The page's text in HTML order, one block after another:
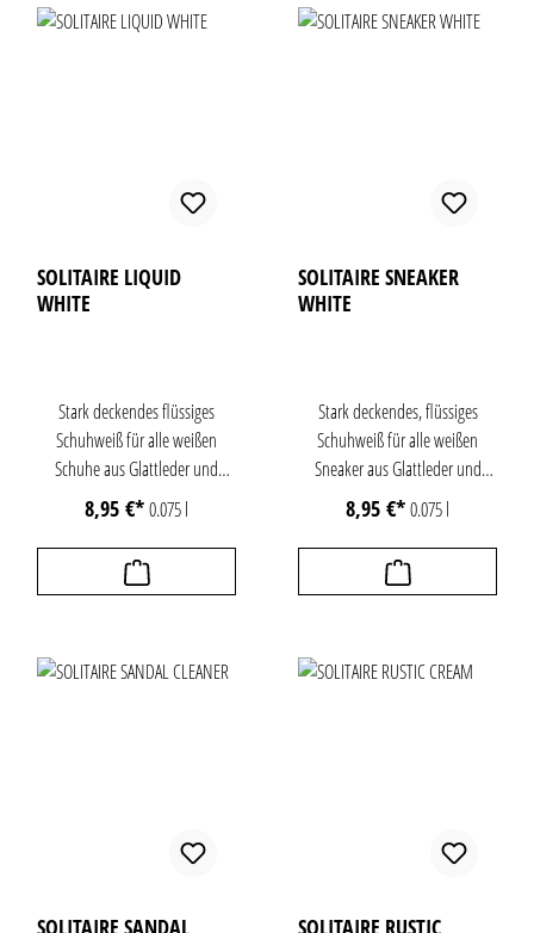
SOLITAIRE LIQUID
WHITE
Stark deckendes flüssiges
Schuhweiß für alle weißen
Schuhe aus Glattleder und
Textil. Ideal auch für
Sohlenränder. Deckt Kratzer und
Abriebstellen ab.Flasche aus
100% recyceltem HDPE -
8,95 €*0.075 l
SOLITAIRE SNEAKER
WHITE
Stark deckendes, flüssiges
Schuhweiß für alle weißen
Sneaker aus Glattleder und
Textil. Ideal auch für
Sohlenränder. Deckt Kratzer und
Abriebstellen schnell und
zuverlässig ab. Einfache
100% recyceltem HDPE - weniger
8,95 €*0.075 l
SOLITAIRE SANDAL
SOLITAIRE RUSTIC